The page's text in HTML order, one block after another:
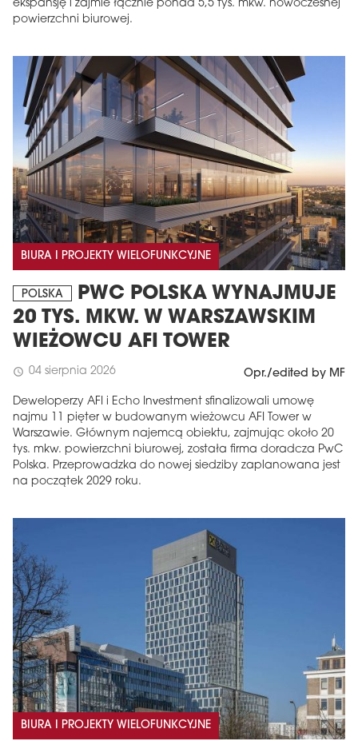
ekspansję i zajmie łącznie ponad 5,5 tys. mkw. nowoczesnej
powierzchni biurowej.
BIURA I PROJEKTY WIELOFUNKCYJNE
POLSKA
PWC POLSKA WYNAJMUJE
20 TYS. MKW. W WARSZAWSKIM
WIEŻOWCU AFI TOWER
schedule 04 sierpnia 2026 Opr./edited by MF
Deweloperzy AFI i Echo Investment sfinalizowali umowę
najmu 11 pięter w budowanym wieżowcu AFI Tower w
Warszawie. Głównym najemcą obiektu, zajmując około 20
tys. mkw. powierzchni biurowej, została firma doradcza PwC
Polska. Przeprowadzka do nowej siedziby zaplanowana jest
na początek 2029 roku.
BIURA I PROJEKTY WIELOFUNKCYJNE